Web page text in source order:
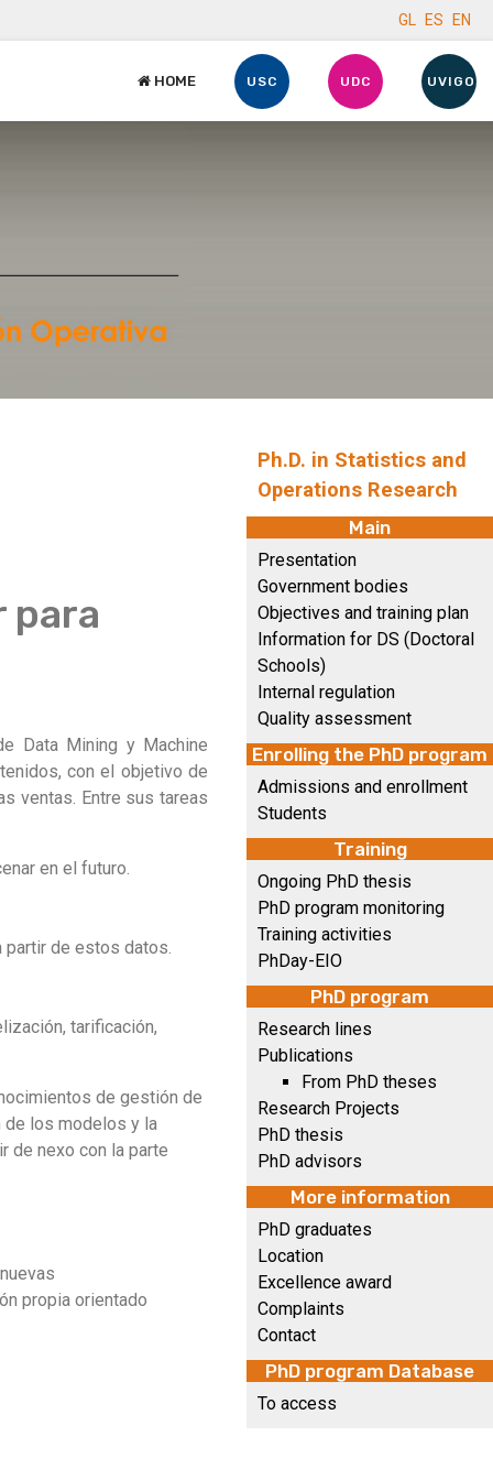
GL ES EN
HOME USC UDC UVIGO
para
Data Mining y Machine
con el objetivo de
ventas. Entre sus tareas
en el futuro.
partir de estos datos.
tarificación,
de gestión de
de los modelos y la
de nexo con la parte
propia orientado
Ph.D. in Statistics and
Operations Research
Main
Presentation
Government bodies
Objectives and training plan
Information for DS (Doctoral
Schools)
Internal regulation
Quality assessment
Enrolling the PhD program
Admissions and enrollment
Students
Training
Ongoing PhD thesis
PhD program monitoring
Training activities
PhDay-EIO
PhD program
Research lines
Publications
From PhD theses
Research Projects
PhD thesis
PhD advisors
More information
PhD graduates
Location
Excellence award
Complaints
Contact
PhD program Database
To access